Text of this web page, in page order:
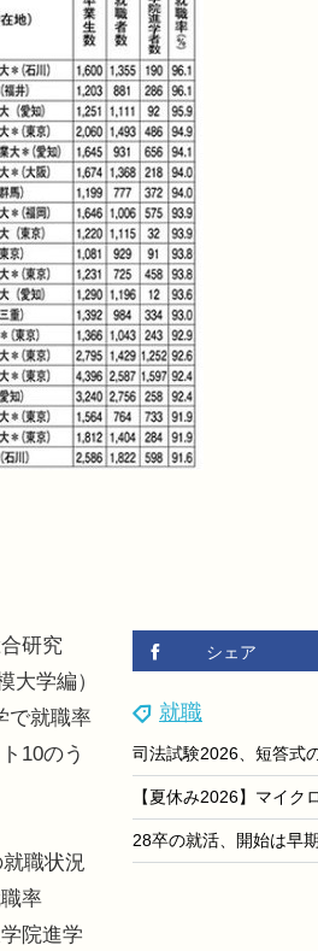
シェア
就職
研究
大学編）
で就職率
10のう
職状況
率
院進学